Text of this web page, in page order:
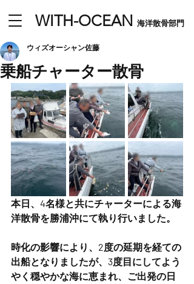
​WITH-OCEAN 海洋散骨部門
乗船チャーター散骨
ウィズオーシャン佐藤
本日、4名様と共にチャーターによる海
洋散骨を勝浦沖にて執り行いました。
時化の影響により、2度の延期を経ての
出船となりましたが、3度目にしてよう
やく穏やかな海に恵まれ、ご出発の日